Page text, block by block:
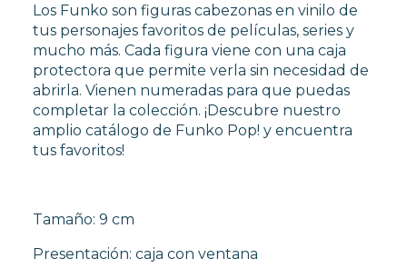
FUNKO POP DAÑADOS
COLECCIONISMO
WARHAMMER
CARTAS TCG
MERCHANDISING
Los Funko son figuras cabezonas en vinilo de
tus personajes favoritos de películas, series y
mucho más. Cada figura viene con una caja
protectora que permite verla sin necesidad de
abrirla. Vienen numeradas para que puedas
completar la colección. ¡Descubre nuestro
amplio catálogo de Funko Pop! y encuentra
tus favoritos!
Tamaño: 9 cm
Presentación: caja con ventana